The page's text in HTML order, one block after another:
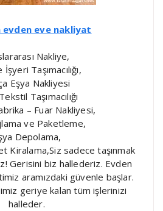
evden eve nakliyat
Nakliye,
Taşımacılığı,
Eşya Nakliyesi
Taşımacılığı
– Fuar Nakliyesi,
ve Paketleme,
Depolama,
Kiralama,Siz sadece taşınmak
Gerisini biz hallederiz. Evden
aramızdaki güvenle başlar.
geriye kalan tüm işlerinizi
halleder.